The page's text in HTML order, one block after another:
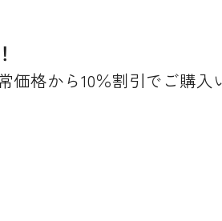
格から10％割引でご購入